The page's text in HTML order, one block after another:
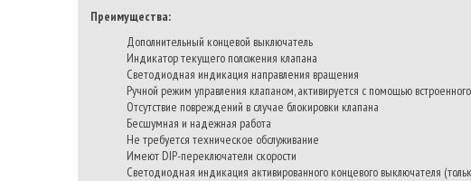
Преимущества:
Дополнительный концевой выключатель
Индикатор текущего положения клапана
Светодиодная индикация направления вращения
Ручной режим управления клапаном, активируется с помощью
Отсутствие повреждений в случае блокировки клапана
Бесшумная и надежная работа
Не требуется техническое обслуживание
Имеют DIP-переключатели скорости
Светодиодная индикация активированного концевого выключателя